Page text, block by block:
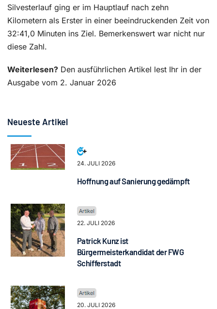
Silvesterlauf ging er im Hauptlauf nach zehn
Kilometern als Erster in einer beeindruckenden Zeit von
32:41,0 Minuten ins Ziel. Bemerkenswert war nicht nur
diese Zahl.
Weiterlesen? Den ausführlichen Artikel lest Ihr in der
Ausgabe vom 2. Januar 2026
Neueste Artikel
24. JULI 2026
Hoffnung auf Sanierung gedämpft
22. JULI 2026
Patrick Kunz ist
Bürgermeisterkandidat der FWG
Schifferstadt
20. JULI 2026